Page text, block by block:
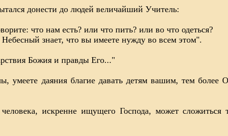
донести до людей величайший Учитель:
что нам есть? или что пить? или во что одеться?
знает, что вы имеете нужду во всем этом".
Божия и правды Его..."
умеете даяния благие давать детям вашим, тем
искренне ищущего Господа, может